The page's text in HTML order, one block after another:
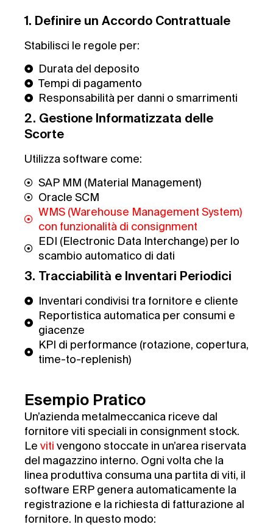
1. Definire un Accordo Contrattuale
Stabilisci le regole per:
Durata del deposito
Tempi di pagamento
Responsabilità per danni o smarrimenti
2. Gestione Informatizzata delle
Scorte
Utilizza software come:
SAP MM (Material Management)
Oracle SCM
WMS (Warehouse Management System)
con funzionalità di consignment
EDI (Electronic Data Interchange) per lo
scambio automatico di dati
3. Tracciabilità e Inventari Periodici
Inventari condivisi tra fornitore e cliente
Reportistica automatica per consumi e
giacenze
KPI di performance (rotazione, copertura,
time-to-replenish)
Esempio Pratico
Un’azienda metalmeccanica riceve dal
fornitore viti speciali in consignment stock.
Le viti vengono stoccate in un’area riservata
del magazzino interno. Ogni volta che la
linea produttiva consuma una partita di viti, il
software ERP genera automaticamente la
registrazione e la richiesta di fatturazione al
fornitore. In questo modo: